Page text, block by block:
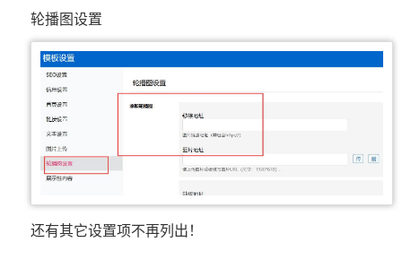
轮播图设置
还有其它设置项不再列出！